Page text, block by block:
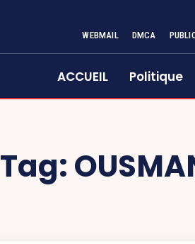
WEBMAIL DMCA
ACCUEIL Politique
Tag: